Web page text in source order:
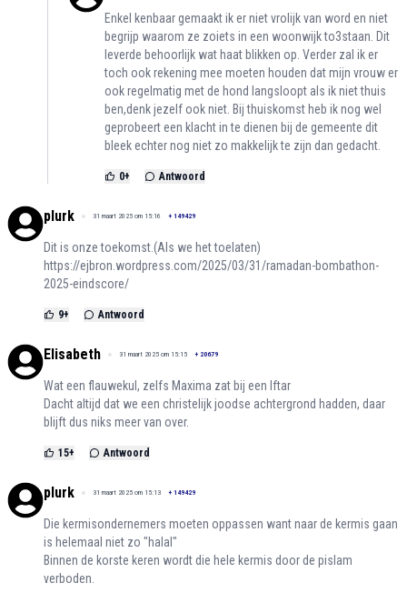
Enkel kenbaar gemaakt ik er niet vrolijk van word en niet
begrijp waarom ze zoiets in een woonwijk to3staan. Dit
leverde behoorlijk wat haat blikken op. Verder zal ik er
toch ook rekening mee moeten houden dat mijn vrouw er
ook regelmatig met de hond langsloopt als ik niet thuis
ben,denk jezelf ook niet. Bij thuiskomst heb ik nog wel
geprobeert een klacht in te dienen bij de gemeente dit
bleek echter nog niet zo makkelijk te zijn dan gedacht.
0+ Antwoord
plurk 31 maart 2025 om 15:16 + 149429
Dit is onze toekomst.(Als we het toelaten)
https://ejbron.wordpress.com/2025/03/31/ramadan-bombathon-
2025-eindscore/
9+ Antwoord
Elisabeth 31 maart 2025 om 15:15 + 20679
Wat een flauwekul, zelfs Maxima zat bij een Iftar
Dacht altijd dat we een christelijk joodse achtergrond hadden, daar
blijft dus niks meer van over.
15+ Antwoord
plurk 31 maart 2025 om 15:13 + 149429
Die kermisondernemers moeten oppassen want naar de kermis gaan
is helemaal niet zo "halal"
Binnen de korste keren wordt die hele kermis door de pislam
verboden.